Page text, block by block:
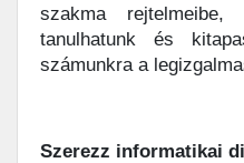
szakma rejtelmeibe,
tanulhatunk és
számunkra a
Szerezz informatikai